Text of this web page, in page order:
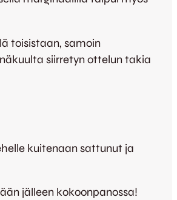
toisistaan, samoin
siirretyn ottelun takia
kuitenaan sattunut ja
jälleen kokoonpanossa!